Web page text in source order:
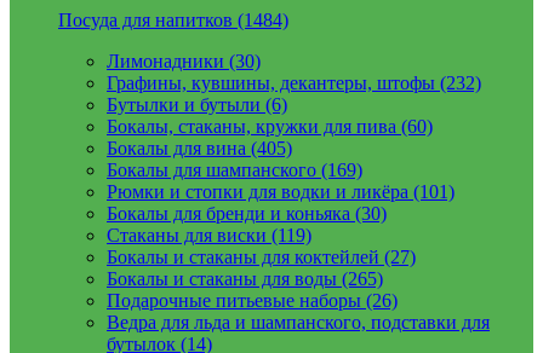
Посуда для напитков (1484)
Лимонадники (30)
Графины, кувшины, декантеры, штофы (232)
Бутылки и бутыли (6)
Бокалы, стаканы, кружки для пива (60)
Бокалы для вина (405)
Бокалы для шампанского (169)
Рюмки и стопки для водки и ликёра (101)
Бокалы для бренди и коньяка (30)
Стаканы для виски (119)
Бокалы и стаканы для коктейлей (27)
Бокалы и стаканы для воды (265)
Подарочные питьевые наборы (26)
Ведра для льда и шампанского, подставки для
бутылок (14)